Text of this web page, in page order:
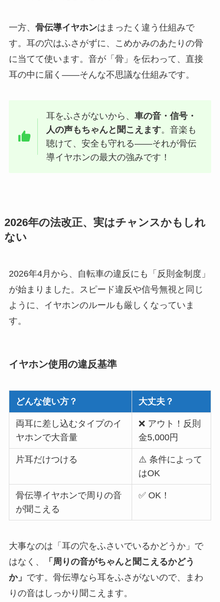
一方、 骨伝導イヤホンはまったく違う仕組みで
す。耳の穴はふさがずに、こめかみのあたりの骨
に当てて使います。音が「骨」を伝わって、直接
耳の中に届く——そんな不思議な仕組みです。
耳をふさがないから、車の音・信号・
人の声もちゃんと聞こえます。音楽も
聴けて、安全も守れる——それが骨伝
導イヤホンの最大の強みです！
2026年の法改正、実はチャンスかもしれ
ない
2026年4月から、自転車の違反にも「反則金制度」
が始まりました。スピード違反や信号無視と同じ
ように、イヤホンのルールも厳しくなっていま
す。
イヤホン使用の違反基準
どんな使い方？ 大丈夫？
両耳に差し込むタイプのイ
ヤホンで大音量
❌ アウト！反則
金5,000円
片耳だけつける
⚠️ 条件によって
はOK
骨伝導イヤホンで周りの音
が聞こえる
✅ OK！
大事なのは「耳の穴をふさいでいるかどうか」で
はなく、
「周りの音がちゃんと聞こえるかどう
か」 です。骨伝導なら耳をふさがないので、まわ
りの音はしっかり聞こえます。